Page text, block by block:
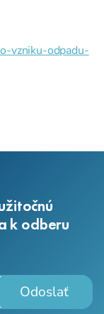
vzniku-odpadu-
k odberu
Odoslať